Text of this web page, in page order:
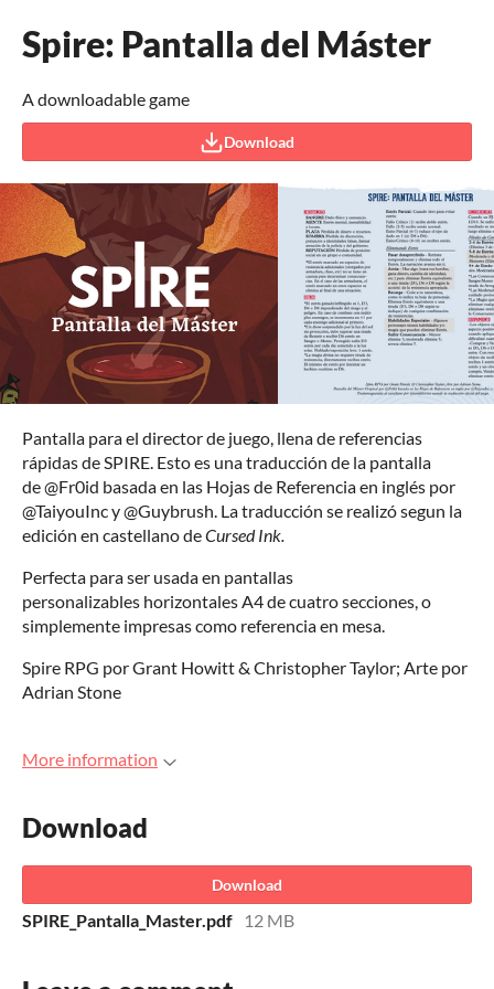
Spire: Pantalla del Máster
A downloadable game
Download
Pantalla para el director de juego, llena de referencias
rápidas de SPIRE. Esto es una traducción de la pantalla
de @Fr0id basada en las Hojas de Referencia en inglés por
@TaiyouInc y @Guybrush. La traducción se realizó segun la
edición en castellano deCursed Ink.
Perfecta para ser usada en pantallas
personalizables horizontales A4 de cuatro secciones, o
simplemente impresas como referencia en mesa.
Spire RPG por Grant Howitt & Christopher Taylor; Arte por
Adrian Stone
More information
Download
Download
SPIRE_Pantalla_Master.pdf 12 MB